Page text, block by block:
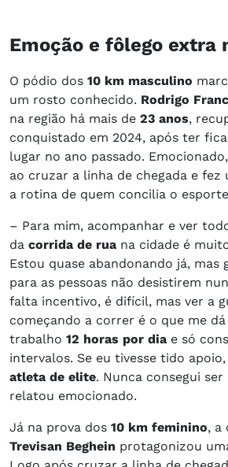
Emoção e fôlego extra
O pódio dos 10 km masculino
um rosto conhecido. Rodrigo
na região há mais de 23 anos,
conquistado em 2024, após ter
lugar no ano passado.
ao cruzar a linha de chegada e fez
a rotina de quem concilia o
– Para mim, acompanhar e ver
da corrida de rua na cidade é
Estou quase abandonando já, mas
para as pessoas não desistirem
falta incentivo, é difícil, mas ver a
começando a correr é o que me
trabalho 12 horas por dia e só
intervalos. Se eu tivesse tido
atleta de elite. Nunca consegui
relatou emocionado.
Já na prova dos 10 km feminino, a
Trevisan Beghein protagonizou